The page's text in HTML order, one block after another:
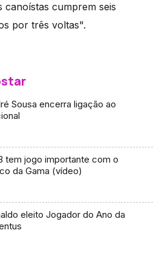
canoístas cumprem seis
por três voltas".
Sousa encerra ligação ao
tem jogo importante com o
da Gama (vídeo)
eleito Jogador do Ano da